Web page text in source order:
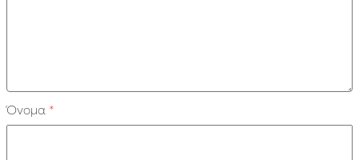
Όνομα *